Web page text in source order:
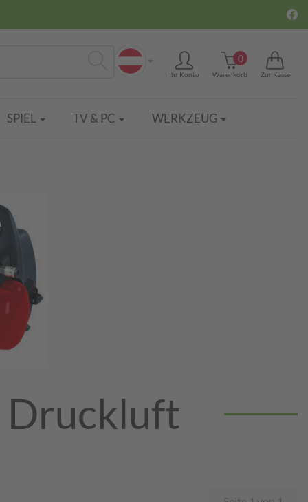
Suchen Ihr Konto Warenkorb
0
Zur Kasse
SPIEL TV & PC WERKZEUG
Druckluft